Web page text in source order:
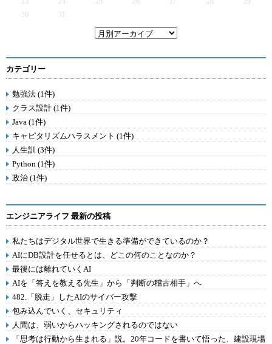
30
31
カテゴリー
勉強法 (1件)
クラス設計 (1件)
Java (1件)
キャピタリズムハラスメント (1件)
人生訓 (3件)
Python (1件)
政治 (1件)
エンジニアライフ 最新の投稿
私たちはデジタル世界で生きる準備ができているのか？
AIにDB設計を任せるとは、どこの何のことなのか？
最後には離れていくAI
AIを「答えを教える先生」から「判断の稽古相手」へ
482.「脱走」したAIのサイバー攻撃
包み込んでいく、セキュリティ
人間は、弱いからハッキングされるのではない
「思考は行動から生まれる」説。20年コードを書いて悟った、建設現場